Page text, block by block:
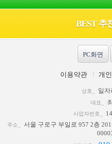
BEST 추
PC화면
이용약관 개
상호_ 일자
대표_
사업자번호_
주소_서울 구로구 부일로 957 2층